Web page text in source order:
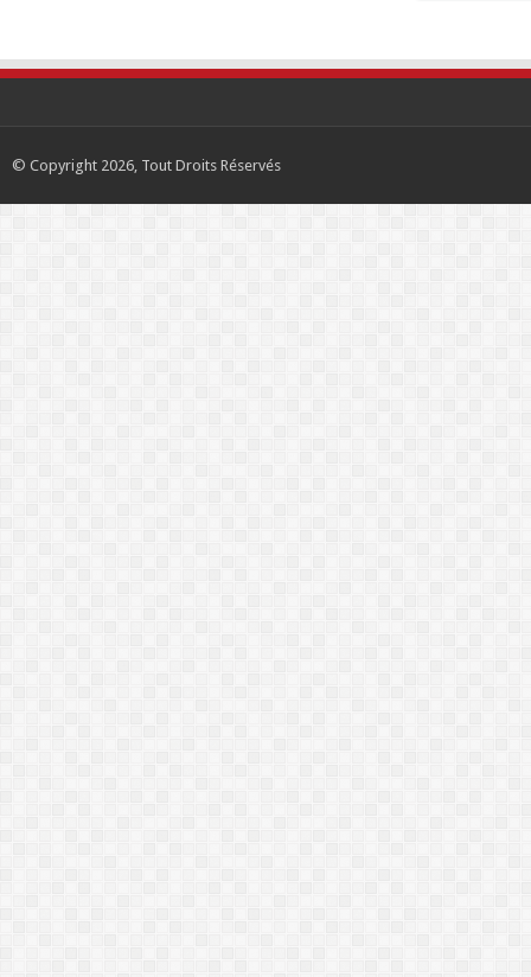
© Copyright 2026, Tout Droits Réservés